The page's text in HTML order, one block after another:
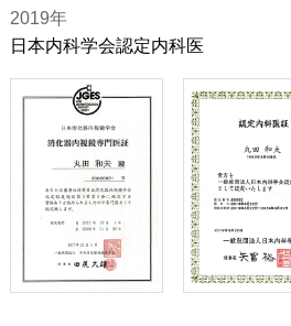
2019年
日本内科学会認定内科医